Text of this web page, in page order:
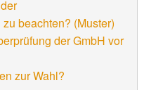
beachten? (Muster)
der GmbH vor
zur Wahl?